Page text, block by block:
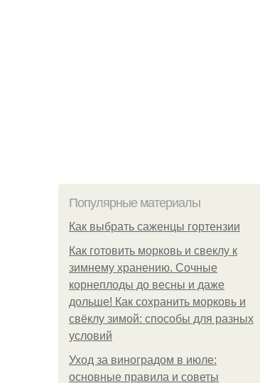
Популярные материалы
Как выбрать саженцы гортензии
Как готовить морковь и свеклу к
зимнему хранению. Сочные
корнеплоды до весны и даже
дольше! Как сохранить морковь и
свёклу зимой: способы для разных
условий
Уход за виноградом в июле:
основные правила и советы